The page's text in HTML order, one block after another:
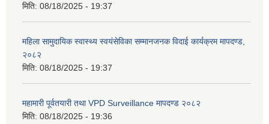
मिति: 08/18/2025 - 19:37
महिला सामुदायिक स्वास्थ्य स्वयंसेविका सम्मानजनक विदाई कार्यक्रम मापदण्ड,
२०८२
मिति: 08/18/2025 - 19:37
महामारी पूर्वतयारी तथा VPD Surveillance मापदण्ड २०८२
मिति: 08/18/2025 - 19:36